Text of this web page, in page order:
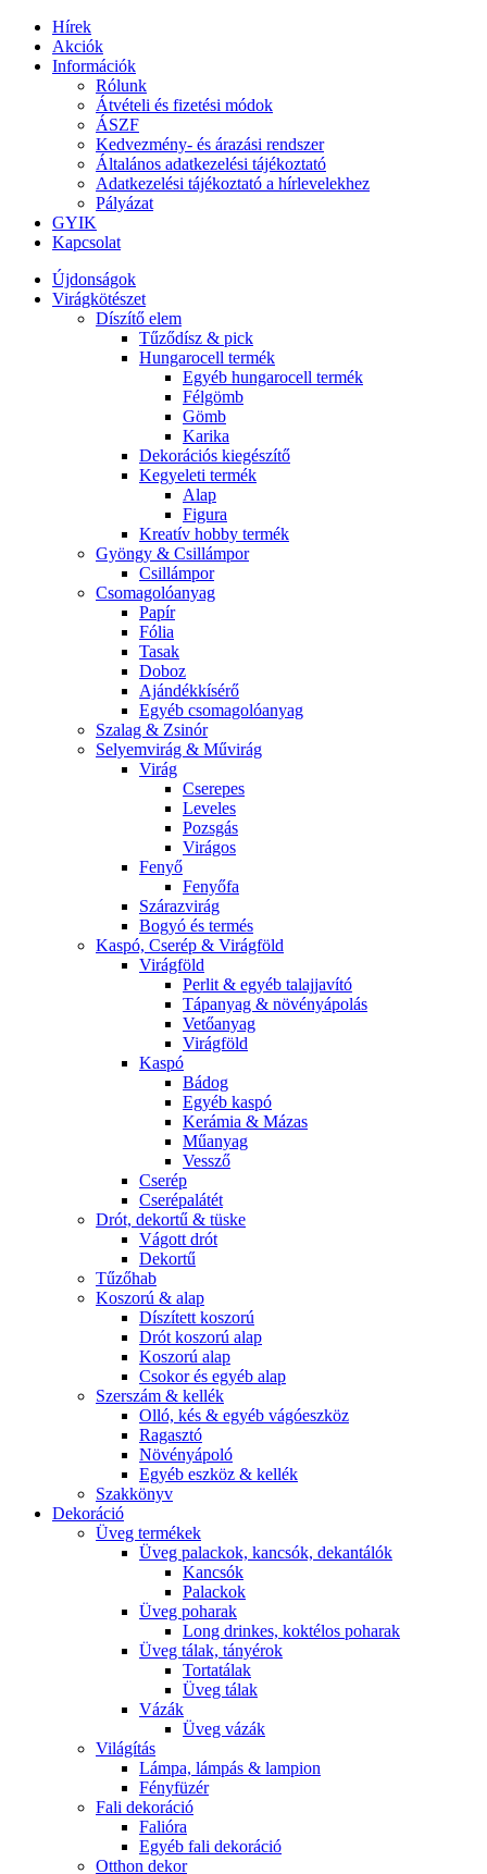
Hírek
Akciók
Információk
Rólunk
Átvételi és fizetési módok
ÁSZF
Kedvezmény- és árazási rendszer
Általános adatkezelési tájékoztató
Adatkezelési tájékoztató a hírlevelekhez
Pályázat
GYIK
Kapcsolat
Újdonságok
Virágkötészet
Díszítő elem
Tűződísz & pick
Hungarocell termék
Egyéb hungarocell termék
Félgömb
Gömb
Karika
Dekorációs kiegészítő
Kegyeleti termék
Alap
Figura
Kreatív hobby termék
Gyöngy & Csillámpor
Csillámpor
Csomagolóanyag
Papír
Fólia
Tasak
Doboz
Ajándékkísérő
Egyéb csomagolóanyag
Szalag & Zsinór
Selyemvirág & Művirág
Virág
Cserepes
Leveles
Pozsgás
Virágos
Fenyő
Fenyőfa
Szárazvirág
Bogyó és termés
Kaspó, Cserép & Virágföld
Virágföld
Perlit & egyéb talajjavító
Tápanyag & növényápolás
Vetőanyag
Virágföld
Kaspó
Bádog
Egyéb kaspó
Kerámia & Mázas
Műanyag
Vessző
Cserép
Cserépalátét
Drót, dekortű & tüske
Vágott drót
Dekortű
Tűzőhab
Koszorú & alap
Díszített koszorú
Drót koszorú alap
Koszorú alap
Csokor és egyéb alap
Szerszám & kellék
Olló, kés & egyéb vágóeszköz
Ragasztó
Növényápoló
Egyéb eszköz & kellék
Szakkönyv
Dekoráció
Üveg termékek
Üveg palackok, kancsók, dekantálók
Kancsók
Palackok
Üveg poharak
Long drinkes, koktélos poharak
Üveg tálak, tányérok
Tortatálak
Üveg tálak
Vázák
Üveg vázák
Világítás
Lámpa, lámpás & lampion
Fényfüzér
Fali dekoráció
Falióra
Egyéb fali dekoráció
Otthon dekor